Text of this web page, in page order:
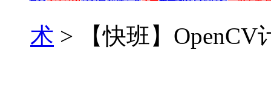
术 > 【快班】